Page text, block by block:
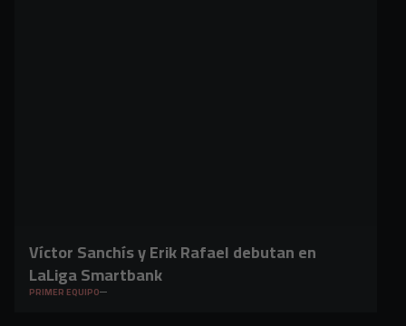
Víctor Sanchís y Erik Rafael debutan en
LaLiga Smartbank
PRIMER EQUIPO